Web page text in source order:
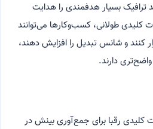
ترافیک بسیار هدفمندی را هدایت
کلیدی طولانی، کسب‌وکارها می‌توانند
کنند و شانس تبدیل را افزایش دهند،
دارند.
کلیدی رقبا برای جمع‌آوری بینش در